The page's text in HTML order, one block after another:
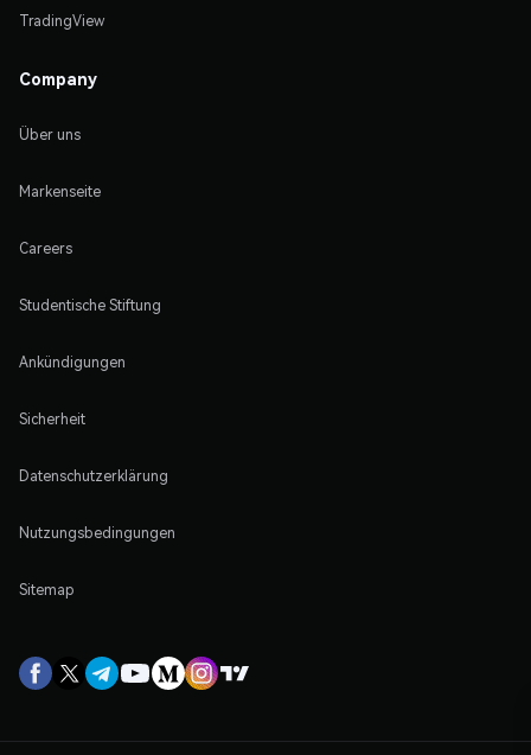
TradingView
Company
Über uns
Markenseite
Careers
Studentische Stiftung
Ankündigungen
Sicherheit
Datenschutzerklärung
Nutzungsbedingungen
Sitemap